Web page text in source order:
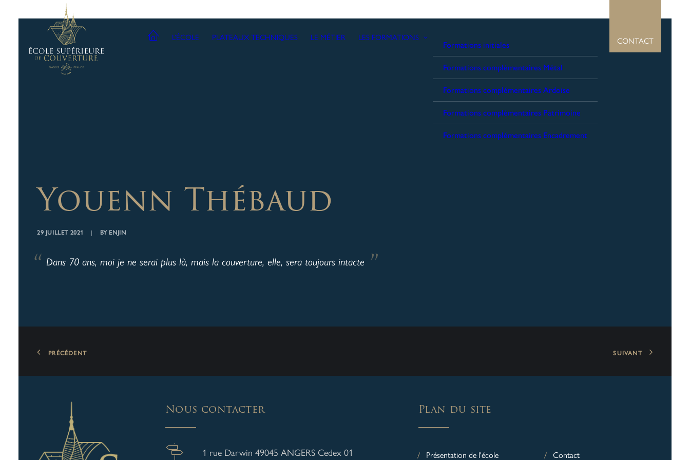
L’ÉCOLE PLATEAUX TECHNIQUES LE MÉTIER LES FORMATIONS
Formations initiales
Formations complémentaires Métal
Formations complémentaires Ardoise
Formations complémentaires Patrimoine
Formations complémentaires Encadrement
CONTACT
Youenn Thébaud
29 JUILLET 2021 | BY ENJIN
Dans 70 ans, moi je ne serai plus là, mais la couverture, elle, sera toujours intacte
PRÉCÉDENT SUIVANT
Nous contacter
1 rue Darwin 49045 ANGERS Cedex 01
Plan du site
Présentation de l'école Contact